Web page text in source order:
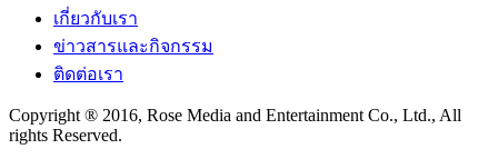
เกี่ยวกับเรา
ข่าวสารและกิจกรรม
ติดต่อเรา
Copyright ® 2016, Rose Media and Entertainment Co., Ltd., All
rights Reserved.